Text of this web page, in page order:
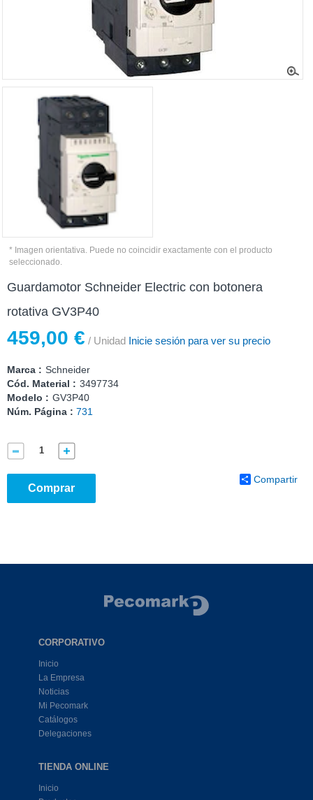
* Imagen orientativa. Puede no coincidir exactamente con el producto
seleccionado.
Guardamotor Schneider Electric con botonera
rotativa GV3P40
459,00 € / Unidad Inicie sesión para ver su precio
Marca : Schneider
Cód. Material : 3497734
Modelo : GV3P40
Núm. Página : 731
Comprar
Compartir
CORPORATIVO
Inicio
La Empresa
Noticias
Mi Pecomark
Catálogos
Delegaciones
TIENDA ONLINE
Inicio